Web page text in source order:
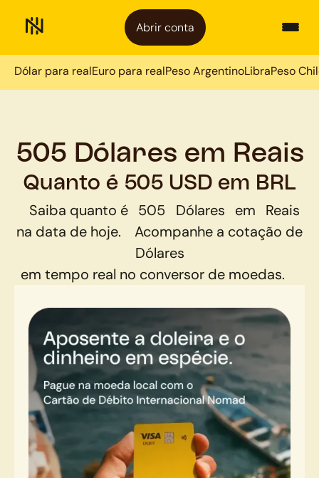
Abrir conta
Dólar para realEuro para realPeso ArgentinoLibraPeso
505 Dólares em Reais
Quanto é 505 USD em BRL
Saiba quanto é 505 Dólares em
Reais
na data de hoje.
Acompanhe a cotação de
Dólares
em tempo real no conversor de moedas.